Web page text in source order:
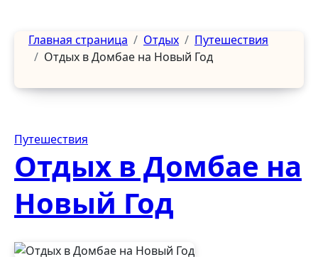
Главная страница Отдых
Путешествия
Отдых в Домбае на Новый Год
Путешествия
Отдых в Домбае на
Новый Год